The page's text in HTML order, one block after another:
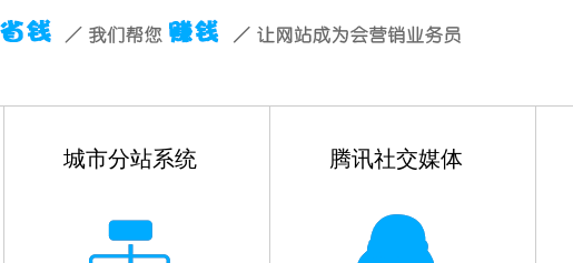
城市分站系统 腾讯社交媒体